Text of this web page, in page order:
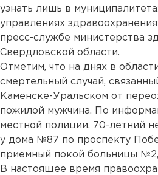
узнать лишь в
управлениях
пресс-службе министерства
Свердловской области.
Отметим, что на днях в
смертельный случай,
Каменске-Уральском от
пожилой мужчина. По
местной полиции, 70-летний
у дома №87 по проспекту
приемный покой больницы №2,
В настоящее время